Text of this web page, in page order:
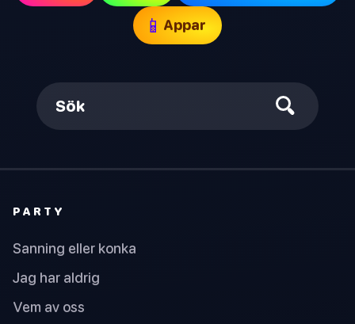
📱 Appar
Sök
PARTY
Sanning eller konka
Jag har aldrig
Vem av oss